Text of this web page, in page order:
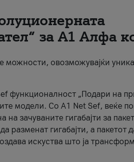
за А1 Алфа
можности, овозможувајќи
функционалност „Подари на
модели. Со A1 Net Sef, веќе
зачуваните гигабајти за
гигабајти, а пакетот
искуства што ја